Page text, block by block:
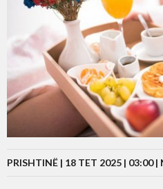
PRISHTINË | 18 TET 2025 | 03:00 |